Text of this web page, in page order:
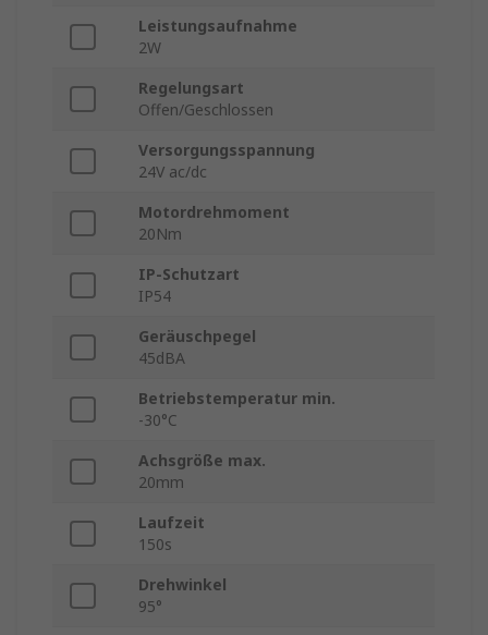
Leistungsaufnahme
2W
Regelungsart
Offen/Geschlossen
Versorgungsspannung
24V ac/dc
Motordrehmoment
20Nm
IP-Schutzart
IP54
Geräuschpegel
45dBA
Betriebstemperatur min.
-30°C
Achsgröße max.
20mm
Laufzeit
150s
Drehwinkel
95°